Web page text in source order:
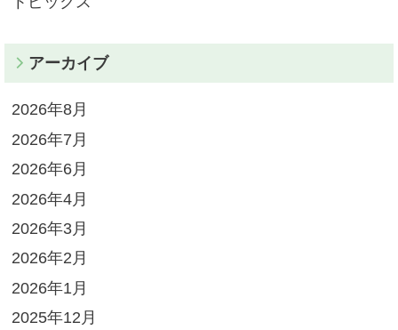
アーカイブ
2026年8月
2026年7月
2026年6月
2026年4月
2026年3月
2026年2月
2026年1月
2025年12月